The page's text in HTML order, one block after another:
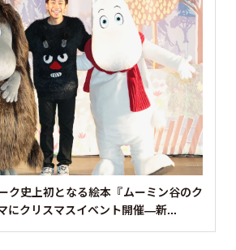
ク史上初となる絵本『ムーミン谷のク
にクリスマスイベント開催—新...